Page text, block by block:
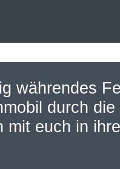
währendes
durch
euch in